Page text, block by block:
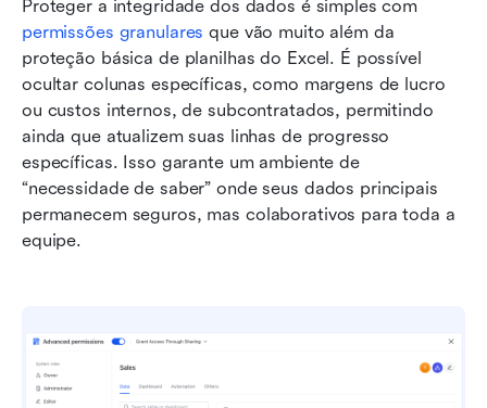
permissões granulares que vão muito além da
proteção básica de planilhas do Excel. É possível
ocultar colunas específicas, como margens de lucro
ou custos internos, de subcontratados, permitindo
ainda que atualizem suas linhas de progresso
específicas. Isso garante um ambiente de
“necessidade de saber” onde seus dados principais
permanecem seguros, mas colaborativos para toda a
equipe.